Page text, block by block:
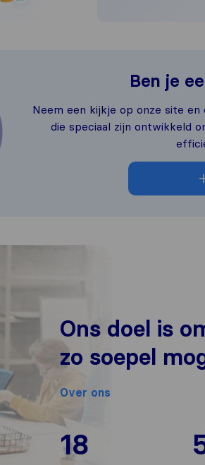
Ben je
Neem een kijkje op onze site
die speciaal zijn ontwikkeld
Ons doel is
zo soepel
Over ons
18